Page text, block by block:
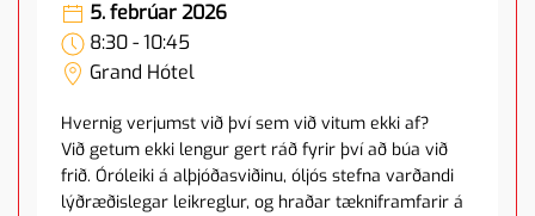
5. febrúar 2026
8:30 - 10:45
Grand Hótel
Hvernig verjumst við því sem við vitum ekki af?
Við getum ekki lengur gert ráð fyrir því að búa við
frið. Óróleiki á alþjóðasviðinu, óljós stefna varðandi
lýðræðislegar leikreglur, og hraðar tækniframfarir á